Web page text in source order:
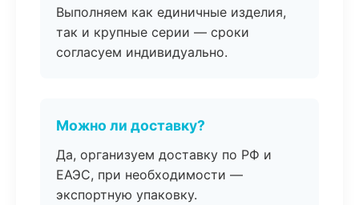
Выполняем как единичные изделия,
так и крупные серии — сроки
согласуем индивидуально.
Можно ли доставку?
Да, организуем доставку по РФ и
ЕАЭС, при необходимости —
экспортную упаковку.